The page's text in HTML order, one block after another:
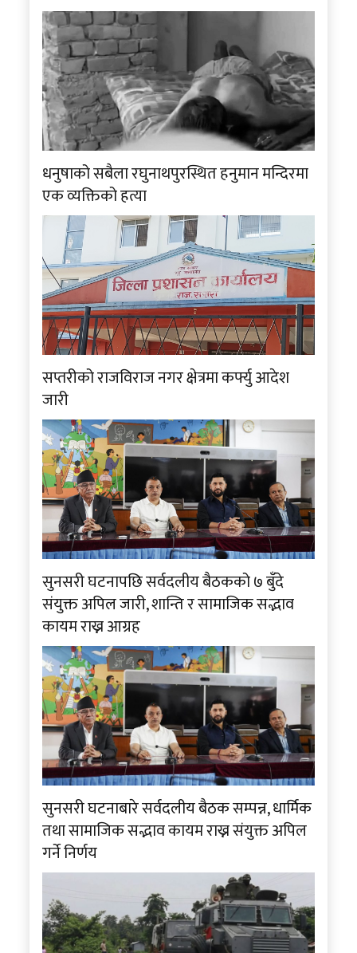
धनुषाको सबैला रघुनाथपुरस्थित हनुमान मन्दिरमा
एक व्यक्तिको हत्या
सप्तरीको राजविराज नगर क्षेत्रमा कर्फ्यु आदेश
जारी
सुनसरी घटनापछि सर्वदलीय बैठकको ७ बुँदे
संयुक्त अपिल जारी, शान्ति र सामाजिक सद्भाव
कायम राख्न आग्रह
सुनसरी घटनाबारे सर्वदलीय बैठक सम्पन्न, धार्मिक
तथा सामाजिक सद्भाव कायम राख्न संयुक्त अपिल
गर्ने निर्णय